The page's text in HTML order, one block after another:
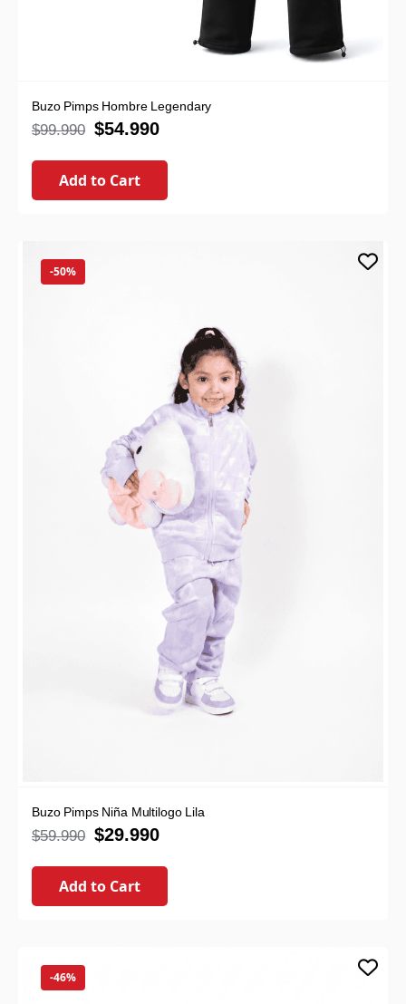
Buzo Pimps Hombre Legendary
$99.990 $54.990
Add to Cart
-50%
Buzo Pimps Niña Multilogo Lila
$59.990 $29.990
Add to Cart
-46%